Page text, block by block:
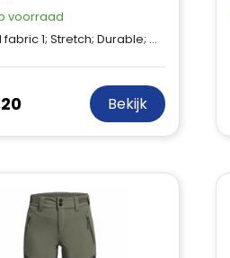
voorraad
Stretch; Durable; Quick dry; 92% Recycled Polyamide, 8% Elastane
Bekijk